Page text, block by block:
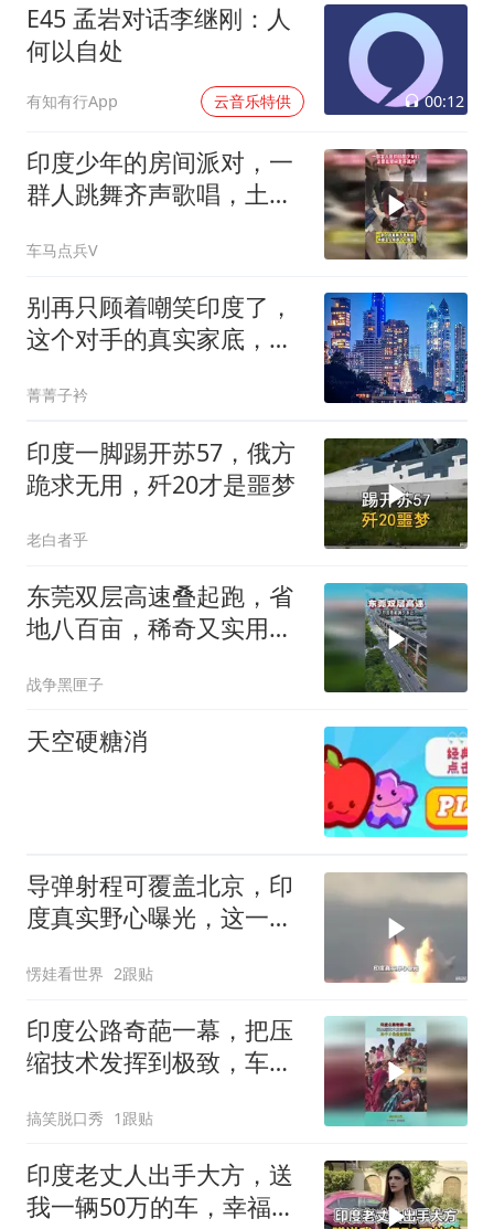
E45 孟岩对话李继刚：人
何以自处
有知有行App 云音乐特供 00:12
印度少年的房间派对，一
群人跳舞齐声歌唱，土嗨
车马点兵V
别再只顾着嘲笑印度了，
这个对手的真实家底，可
菁菁子衿
印度一脚踢开苏57，俄方
跪求无用，歼20才是噩梦
老白者乎
东莞双层高速叠起跑，省
地八百亩，稀奇又实用，
战争黑匣子
天空硬糖消
导弹射程可覆盖北京，印
度真实野心曝光，这一
愣娃看世界 2跟贴
印度公路奇葩一幕，把压
缩技术发挥到极致，车子
搞笑脱口秀 1跟贴
印度老丈人出手大方，送
我一辆50万的车，幸福感